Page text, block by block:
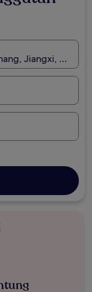
Jiangxi, China